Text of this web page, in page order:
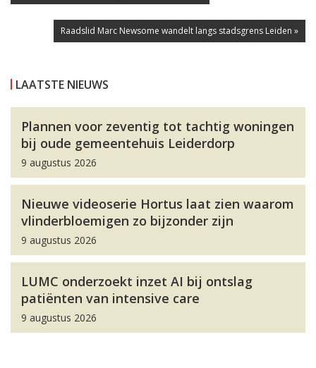
Raadslid Marc Newsome wandelt langs stadsgrens Leiden »
LAATSTE NIEUWS
Plannen voor zeventig tot tachtig woningen
bij oude gemeentehuis Leiderdorp
9 augustus 2026
Nieuwe videoserie Hortus laat zien waarom
vlinderbloemigen zo bijzonder zijn
9 augustus 2026
LUMC onderzoekt inzet AI bij ontslag
patiënten van intensive care
9 augustus 2026